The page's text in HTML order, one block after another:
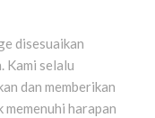
disesuaikan
Kami selalu
dan memberikan
harapan